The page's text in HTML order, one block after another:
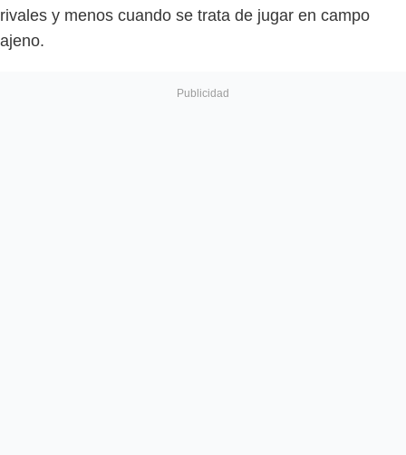
rivales y menos cuando se trata de jugar en campo
ajeno.